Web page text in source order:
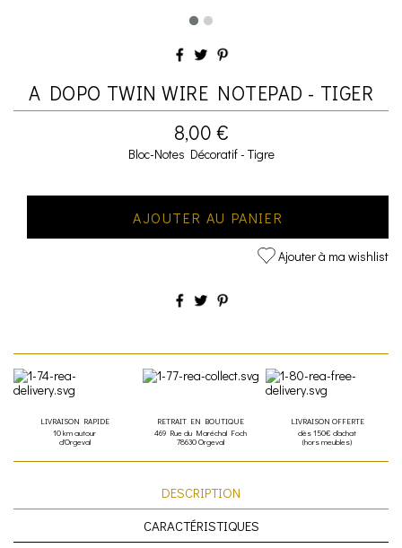
A DOPO TWIN WIRE NOTEPAD - TIGER
8,00 €
Bloc-Notes Décoratif - Tigre
AJOUTER AU PANIER
Ajouter à ma wishlist
LIVRAISON RAPIDE
10 km autour
d'Orgeval
RETRAIT EN BOUTIQUE
469 Rue du Maréchal Foch
78630 Orgeval
LIVRAISON OFFERTE
dès 150€ d'achat
(hors meubles)
DESCRIPTION
CARACTÉRISTIQUES